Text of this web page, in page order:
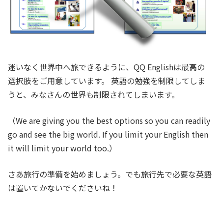
迷いなく世界中へ旅できるように、QQ Englishは最高の
選択肢をご用意しています。 英語の勉強を制限してしま
うと、みなさんの世界も制限されてしまいます。
（We are giving you the best options so you can readily
go and see the big world. If you limit your English then
it will limit your world too.）
さあ旅行の準備を始めましょう。でも旅行先で必要な英語
は置いてかないでくださいね！